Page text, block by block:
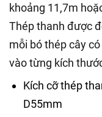
khoảng 11,7m
Thép thanh được
mỗi bó thép cây
vào từng kích
Kích cỡ thép
D55mm